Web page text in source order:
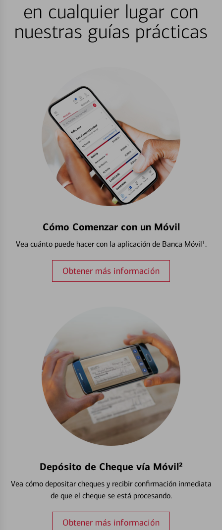
en cualquier lugar con
nuestras guías prácticas
Cómo Comenzar con un Móvil
Vea cuánto puede hacer con la aplicación de Banca Móvil¹.
Obtener más información
Depósito de Cheque vía Móvil²
Vea cómo depositar cheques y recibir confirmación inmediata
de que el cheque se está procesando.
Obtener más información